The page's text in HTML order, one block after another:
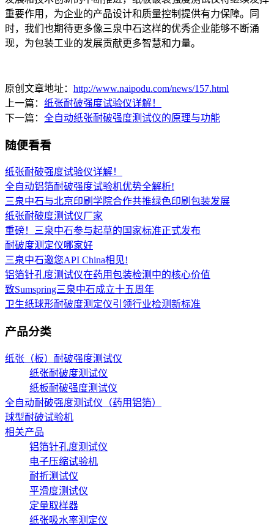
重要作用，为企业的产品设计和质量控制提供有力保障。同
时，我们也期待更多像三泉中石这样的优秀企业能够不断涌
现，为包装工业的发展贡献更多智慧和力量。
原创文章地址： http://www.naipodu.com/news/157.html
上一篇： 纸张耐破强度试验仪详解！
下一篇： 全自动纸张耐破强度测试仪的原理与功能
随便看看
纸张耐破强度试验仪详解！
全自动铝箔耐破强度试验机优势全解析!
三泉中石与北京印刷学院合作共推绿色印刷包装发展
纸张耐破度测试仪厂家
重磅！三泉中石参与起草的国家标准正式发布
耐破度测定仪哪家好
三泉中石邀您API China相见!
铝箔针孔度测试仪在药用包装检测中的核心价值
致Sumspring三泉中石成立十五周年
卫生纸球形耐破度测定仪引领行业检测新标准
产品分类
纸张（板）耐破强度测试仪
纸张耐破度测试仪
纸板耐破强度测试仪
全自动耐破强度测试仪（药用铝箔）
球型耐破试验机
相关产品
铝箔针孔度测试仪
电子压缩试验机
耐折测试仪
平滑度测试仪
定量取样器
纸张吸水率测定仪